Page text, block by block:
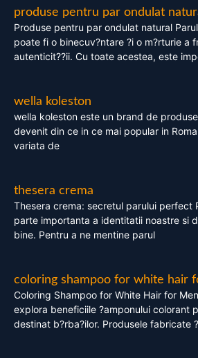
produse pentru par ondulat
Produse pentru par ondulat natural
poate fi o binecuv?ntare ?i o m?rturie a
autenticit??ii. Cu toate acestea, este
wella koleston
wella koleston este un brand de
devenit din ce in ce mai popular in
variata de
thesera crema
Thesera crema: secretul parului perfect
parte importanta a identitatii noastre si
bine. Pentru a ne mentine parul
coloring shampoo for white hair
Coloring Shampoo for White Hair for
explora beneficiile ?amponului colorant
destinat b?rba?ilor. Produsele fabricate